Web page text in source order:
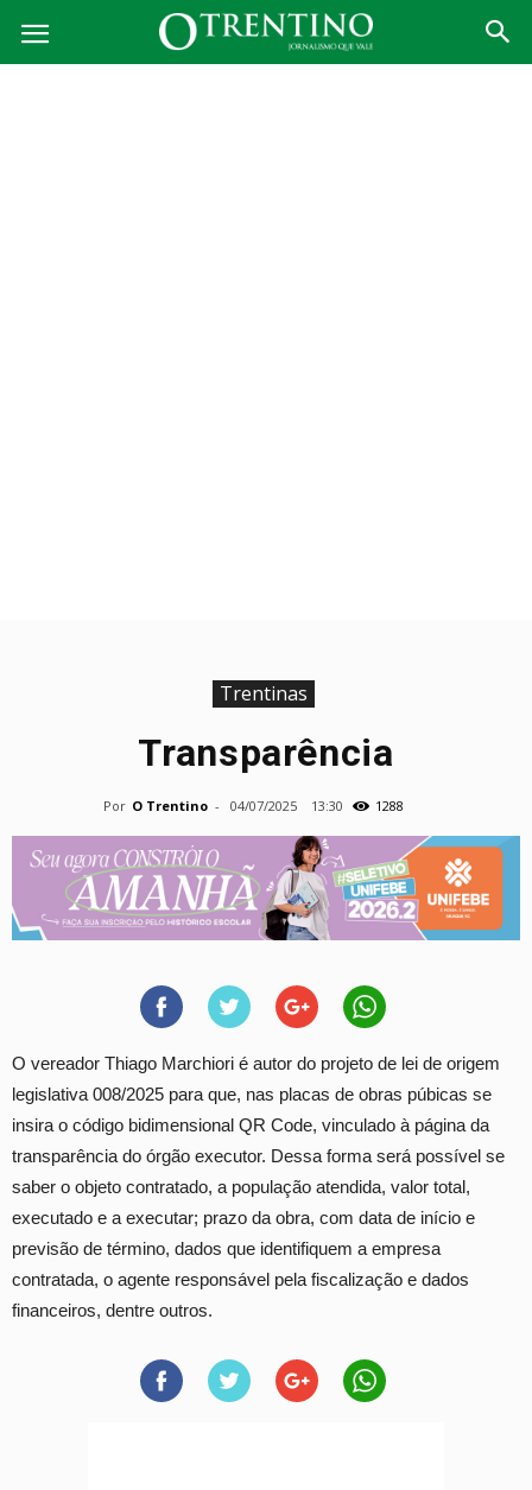
Trentinas
Transparência
Por O Trentino - 04/07/2025 13:30 1288
O vereador Thiago Marchiori é autor do projeto de lei de origem
legislativa 008/2025 para que, nas placas de obras púbicas se
insira o código bidimensional QR Code, vinculado à página da
transparência do órgão executor. Dessa forma será possível se
saber o objeto contratado, a população atendida, valor total,
executado e a executar; prazo da obra, com data de início e
previsão de término, dados que identifiquem a empresa
contratada, o agente responsável pela fiscalização e dados
financeiros, dentre outros.